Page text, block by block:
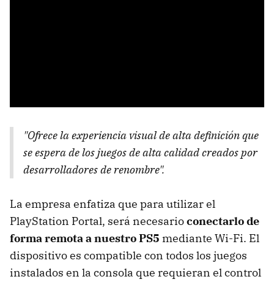
"Ofrece la experiencia visual de alta definición que
se espera de los juegos de alta calidad creados por
desarrolladores de renombre".
La empresa enfatiza que para utilizar el
PlayStation Portal, será necesarioconectarlo de
forma remota a nuestro PS5 mediante Wi-Fi. El
dispositivo es compatible con todos los juegos
instalados en la consola que requieran el control